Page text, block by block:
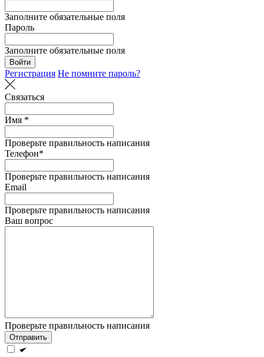
Заполните обязательные поля
Пароль
Заполните обязательные поля
Войти
Регистрация Не помните пароль?
Связаться
Имя *
Проверьте правильность написания
Телефон*
Проверьте правильность написания
Email
Проверьте правильность написания
Ваш вопрос
Проверьте правильность написания
Отправить